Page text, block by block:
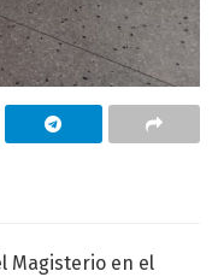
Magisterio en el